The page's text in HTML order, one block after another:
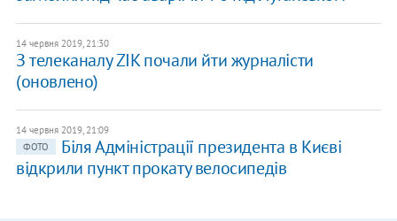
14 червня 2019, 21:30
З телеканалу ZIK почали йти журналісти
(оновлено)
14 червня 2019, 21:09
ФОТО
Біля Адміністрації президента в Києві
відкрили пункт прокату велосипедів